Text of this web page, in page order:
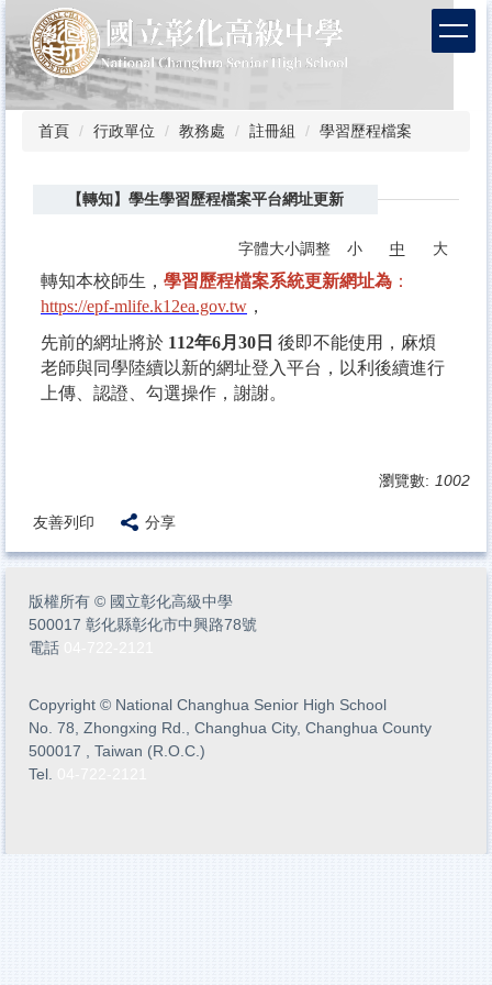
到
主
要
內
首頁 行政單位 教務處 註冊組 學習歷程檔案
【轉知】學生學習歷程檔案平台網址更新
字體大小調整 小 中 大
轉知本校師生， 學習歷程檔案系統更新網址為 ：
https://epf-mlife.k12ea.gov.tw ，
先前的網址將於 112年6月30日 後即不能使用，麻煩
老師與同學陸續以新的網址登入平台，以利後續進行
上傳、認證、勾選操作，謝謝。
瀏覽數: 1002
友善列印 分享
版權所有 © 國立彰化高級中學
500017 彰化縣彰化市中興路78號
電話
Copyright © National Changhua Senior High School
No. 78, Zhongxing Rd., Changhua City, Changhua County
500017 , Taiwan (R.O.C.)
Tel.